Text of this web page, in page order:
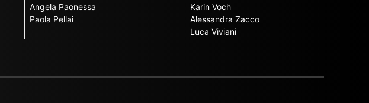
Angela Paonessa
Paola Pellai
Karin Voch
Alessandra Zacco
Luca Viviani